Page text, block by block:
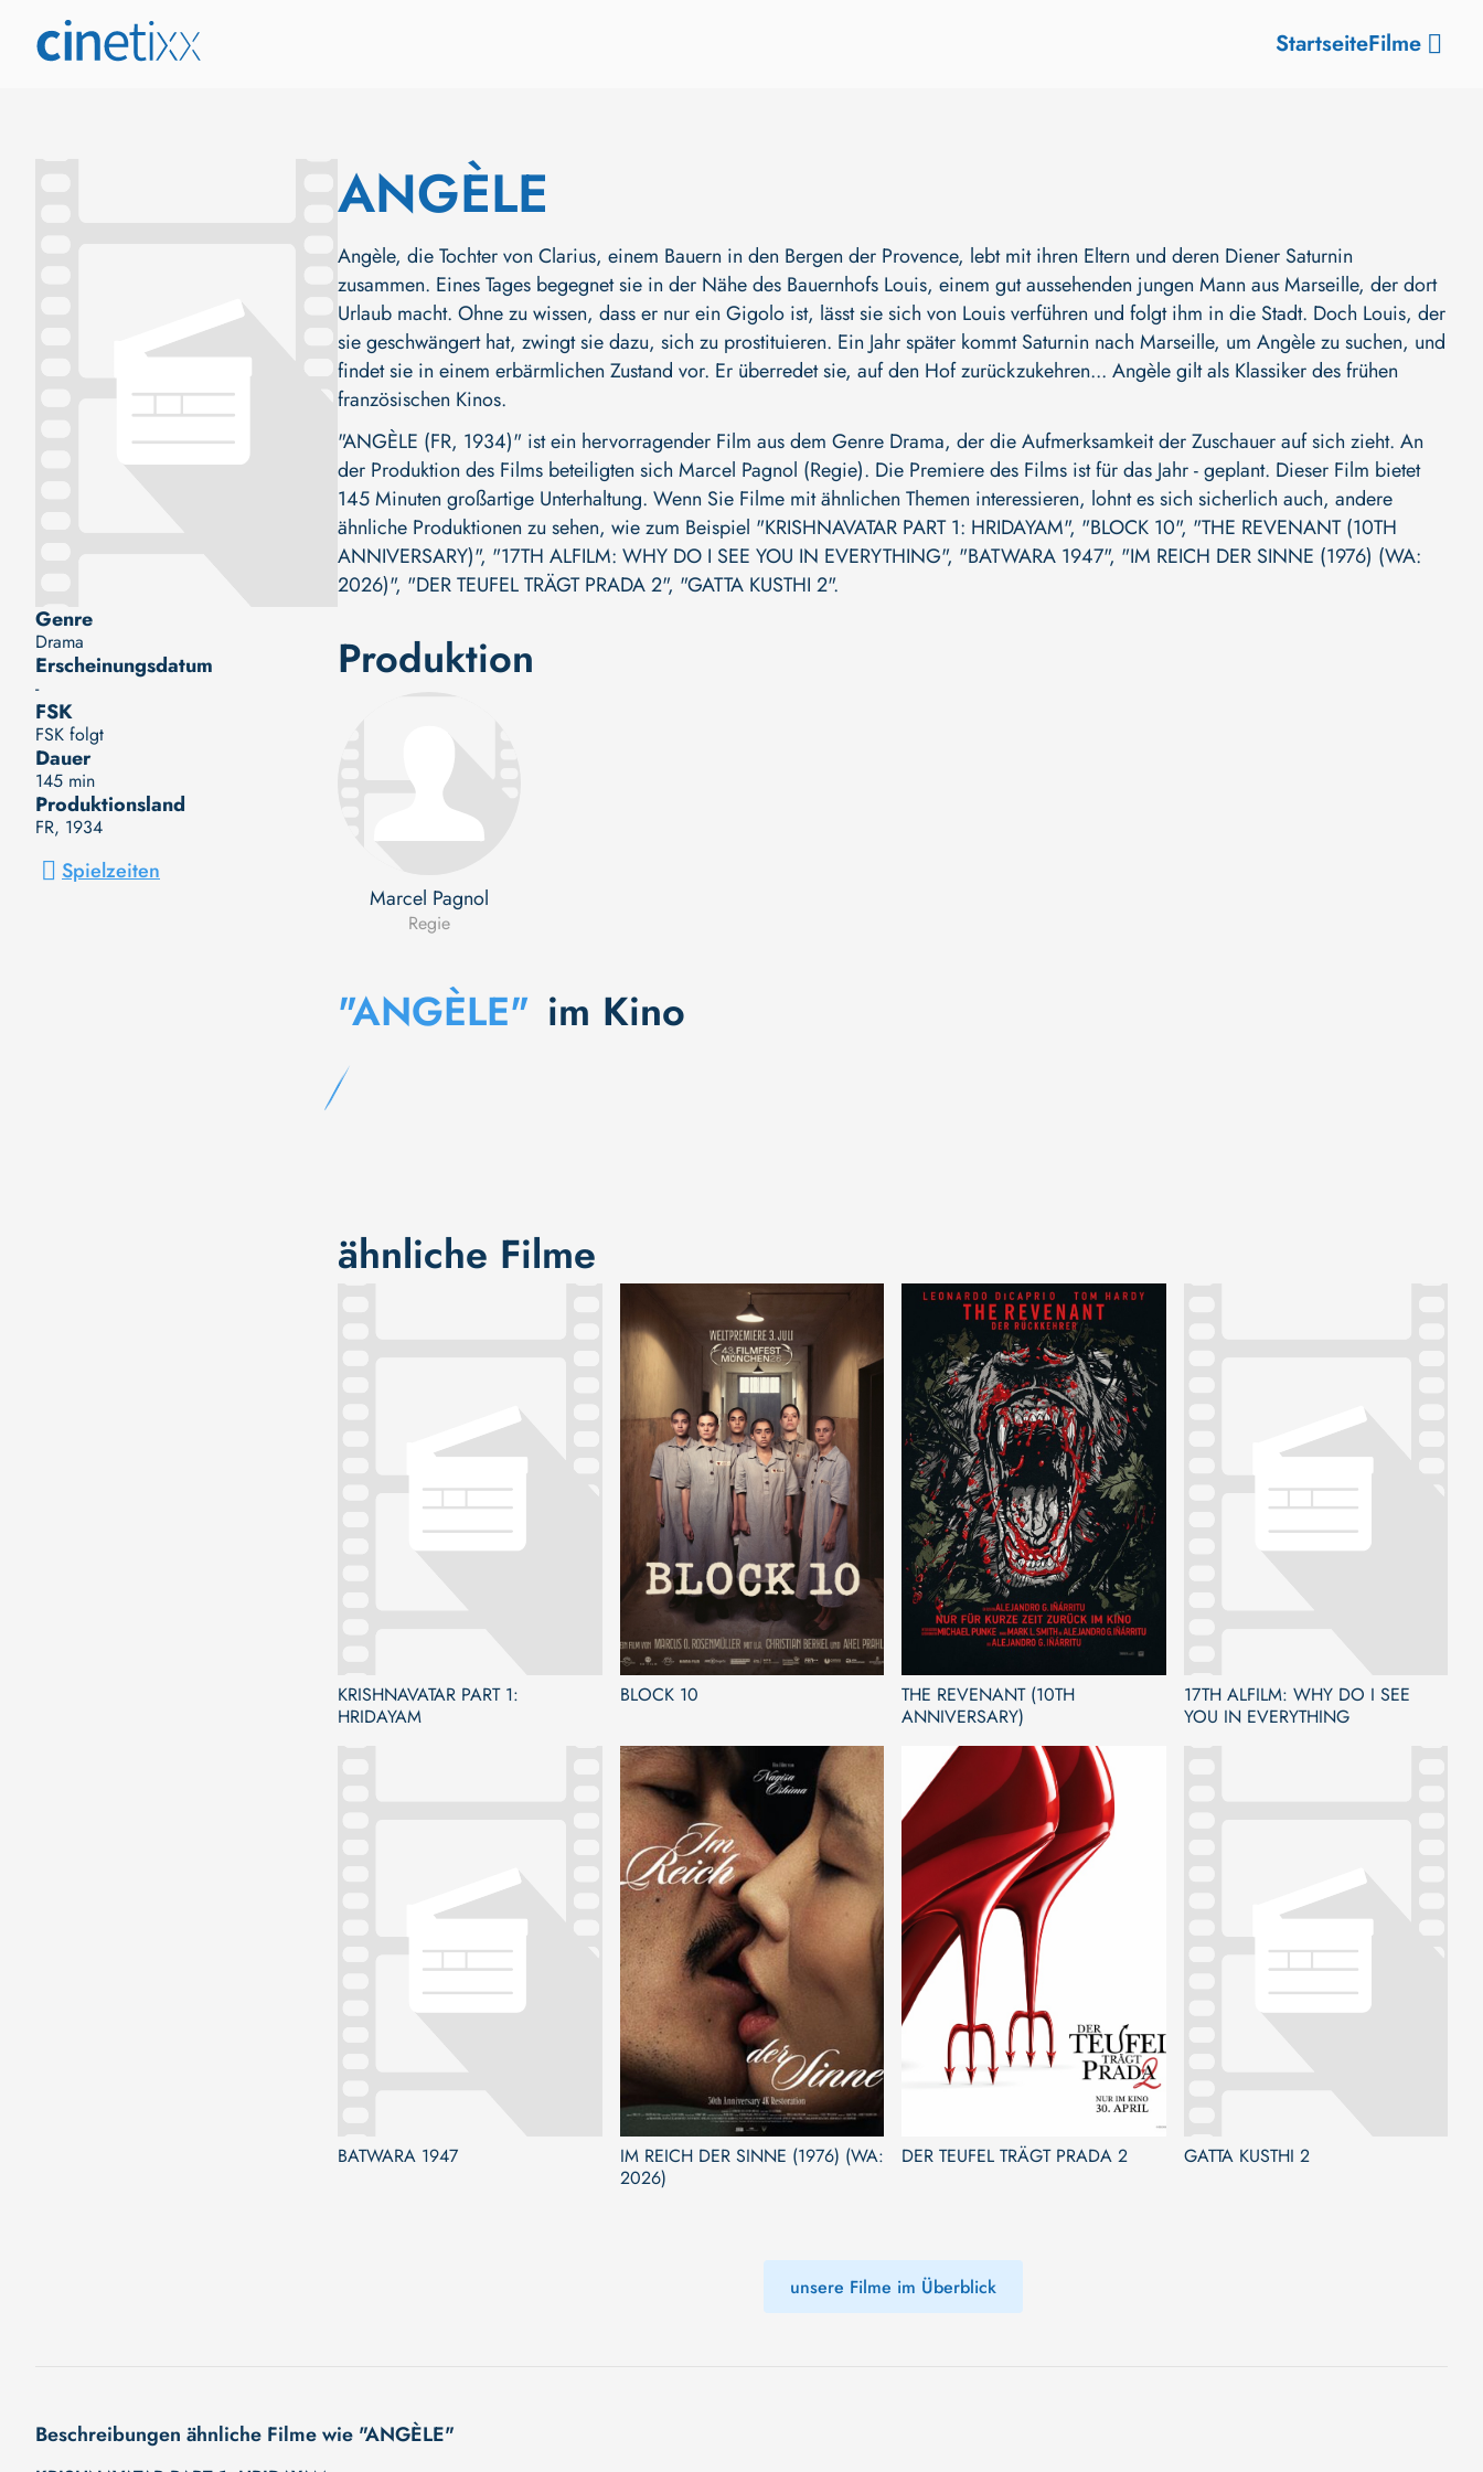
StartseiteFilme
Genre
Drama
Erscheinungsdatum
-
FSK
FSK folgt
Dauer
145 min
Produktionsland
FR, 1934
Spielzeiten
ANGÈLE
Angèle, die Tochter von Clarius, einem Bauern in den Bergen der Provence, lebt mit ihren Eltern und deren Diener Saturnin
zusammen. Eines Tages begegnet sie in der Nähe des Bauernhofs Louis, einem gut aussehenden jungen Mann aus Marseille, der dort
Urlaub macht. Ohne zu wissen, dass er nur ein Gigolo ist, lässt sie sich von Louis verführen und folgt ihm in die Stadt. Doch Louis, der
sie geschwängert hat, zwingt sie dazu, sich zu prostituieren. Ein Jahr später kommt Saturnin nach Marseille, um Angèle zu suchen, und
findet sie in einem erbärmlichen Zustand vor. Er überredet sie, auf den Hof zurückzukehren... Angèle gilt als Klassiker des frühen
französischen Kinos.
"ANGÈLE (FR, 1934)" ist ein hervorragender Film aus dem Genre Drama, der die Aufmerksamkeit der Zuschauer auf sich zieht. An
der Produktion des Films beteiligten sich Marcel Pagnol (Regie). Die Premiere des Films ist für das Jahr - geplant. Dieser Film bietet
145 Minuten großartige Unterhaltung. Wenn Sie Filme mit ähnlichen Themen interessieren, lohnt es sich sicherlich auch, andere
ähnliche Produktionen zu sehen, wie zum Beispiel "KRISHNAVATAR PART 1: HRIDAYAM", "BLOCK 10", "THE REVENANT (10TH
ANNIVERSARY)", "17TH ALFILM: WHY DO I SEE YOU IN EVERYTHING", "BATWARA 1947", "IM REICH DER SINNE (1976) (WA:
2026)", "DER TEUFEL TRÄGT PRADA 2", "GATTA KUSTHI 2".
Produktion
Marcel Pagnol
Regie
"ANGÈLE" im Kino
ähnliche Filme
KRISHNAVATAR PART 1:
HRIDAYAM
BLOCK 10
THE REVENANT (10TH
ANNIVERSARY)
17TH ALFILM: WHY DO I SEE
YOU IN EVERYTHING
BATWARA 1947
IM REICH DER SINNE (1976) (WA:
2026)
DER TEUFEL TRÄGT PRADA 2 GATTA KUSTHI 2
unsere Filme im Überblick
Beschreibungen ähnliche Filme wie "ANGÈLE"